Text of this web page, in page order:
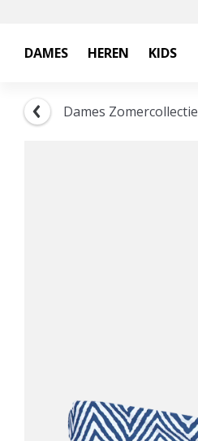
DAMES HEREN KIDS
Dames Zomercollectie